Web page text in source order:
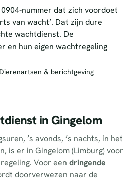
nummer dat zich voordoet
van wacht’. Dat zijn dure
wachtdienst. De
en hun eigen wachtregeling
& berichtgeving
in Gingelom
’s avonds, ’s nachts, in het
is er in Gingelom (Limburg) voor
Voor een dringende
doorverwezen naar de